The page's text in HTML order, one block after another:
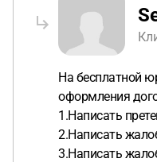
На бесплатной
оформления
1.Написать
2.Написать
3.Написать